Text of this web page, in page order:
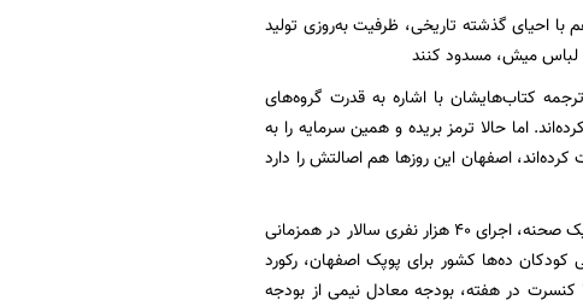
احیای گذشته تاریخی، ظرفیت به‌روزی تولید
لباس میش، مسدود کنند
کتاب‌هایشان با اشاره به قدرت گروه‌های
اما حالا ترمز بریده و همین سرمایه را به
اصفهان این روزها هم اصالتش را دارد
برخی نشانه‌ها از این حال بهتر، رکورد تعداد رویدادهای شهری، اجرای هم‌زمان ۵ کنسرت روی یک صحنه، اجرای ۴۰ هزار نفری سالار در همزمانی
فجر از رقابت ۲۰۰ گروه و حتی فراتر، نقاشی کودکان ده‌ها کشور برای پوپک اصفهان، رکورد
تماشای ۷۰ هزار نفری "تاپای جان"، فعالیت ۳ هزار مرکز فرهنگی مردمی، برگزاری متوسط ۳ کنسرت در هفته، بودجه معادل نیمی از بودجه